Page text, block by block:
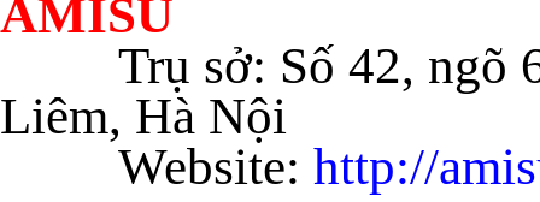
AMISU
Trụ sở: Số 42, ngõ
Liêm, Hà Nội
Website: http://